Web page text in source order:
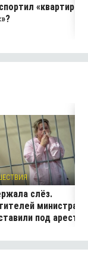
слёз.
министра
под